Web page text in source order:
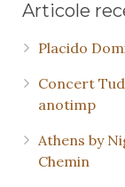
Articole
Placido
Concert
anotimp
Athens by
Chemin